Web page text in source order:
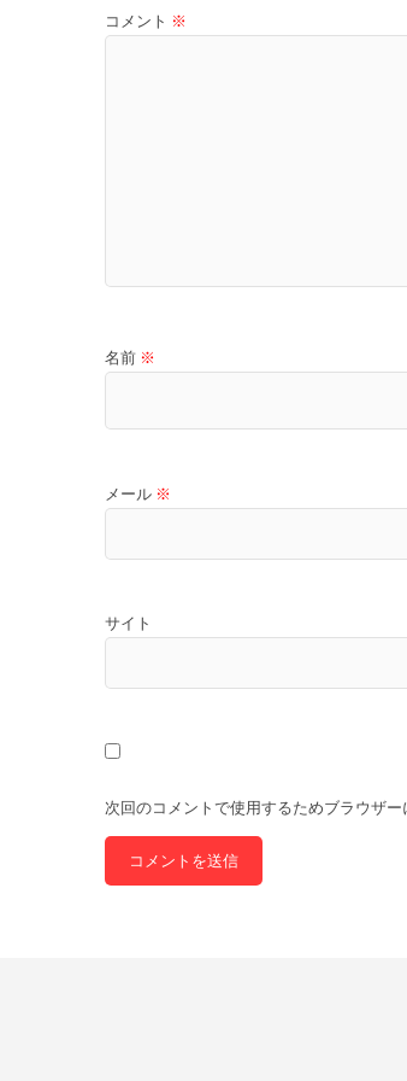
コメント ※
名前 ※
メール ※
サイト
次回のコメントで使用するためブラウザ